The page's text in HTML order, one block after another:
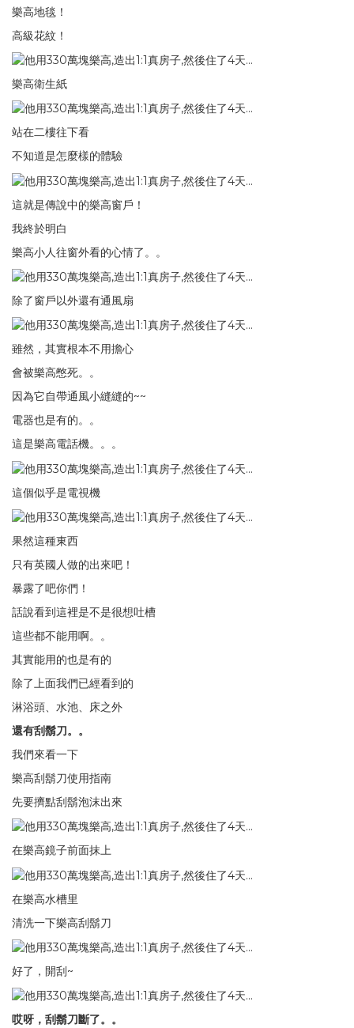
樂高地毯！
高級花紋！
樂高衛生紙
站在二樓往下看
不知道是怎麼樣的體驗
這就是傳說中的樂高窗戶！
我終於明白
樂高小人往窗外看的心情了。。
除了窗戶以外還有通風扇
雖然，其實根本不用擔心
會被樂高憋死。。
因為它自帶通風小縫縫的~~
電器也是有的。。
這是樂高電話機。。。
這個似乎是電視機
果然這種東西
只有英國人做的出來吧！
暴露了吧你們！
話說看到這裡是不是很想吐槽
這些都不能用啊。。
其實能用的也是有的
除了上面我們已經看到的
淋浴頭、水池、床之外
還有刮鬍刀。。
我們來看一下
樂高刮鬍刀使用指南
先要擠點刮鬍泡沫出來
在樂高鏡子前面抹上
在樂高水槽里
清洗一下樂高刮鬍刀
好了，開刮~
哎呀，刮鬍刀斷了。。